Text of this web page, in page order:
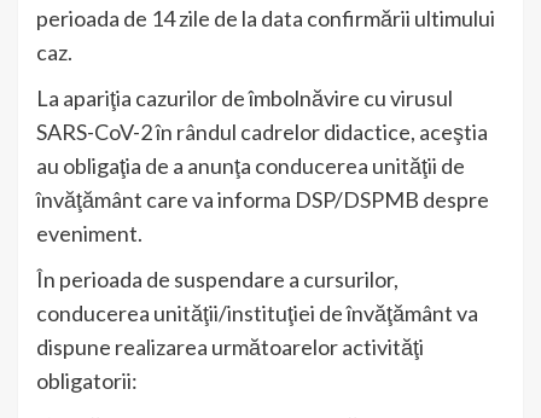
perioada de 14 zile de la data confirmării ultimului
caz.
La apariţia cazurilor de îmbolnăvire cu virusul
SARS-CoV-2 în rândul cadrelor didactice, aceştia
au obligaţia de a anunţa conducerea unităţii de
învăţământ care va informa DSP/DSPMB despre
eveniment.
În perioada de suspendare a cursurilor,
conducerea unităţii/instituţiei de învăţământ va
dispune realizarea următoarelor activităţi
obligatorii: